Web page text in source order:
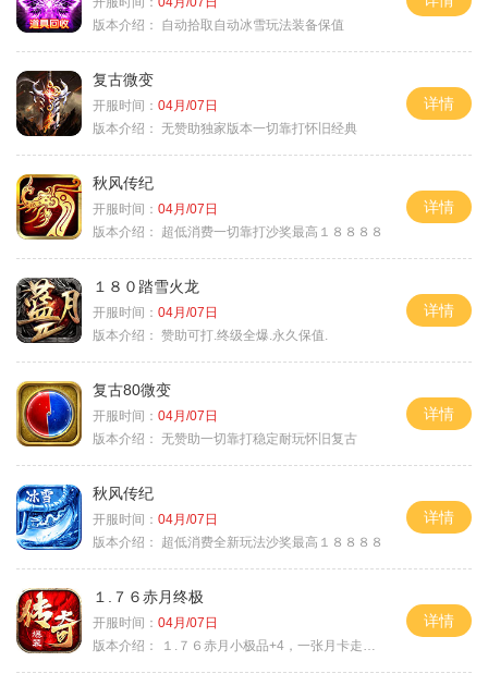
版本介绍：
自动拾取自动冰雪玩法装备保值
复古微变
开服时间： 04月/07日
版本介绍： 无赞助独家版本一切靠打怀旧经典
详情
秋风传纪
开服时间： 04月/07日
版本介绍：
超低消费一切靠打沙奖最高１８８８８
详情
１８０踏雪火龙
开服时间： 04月/07日
版本介绍： 赞助可打.终级全爆.永久保值.
详情
复古80微变
开服时间： 04月/07日
版本介绍： 无赞助一切靠打稳定耐玩怀旧复古
详情
秋风传纪
开服时间： 04月/07日
版本介绍：
超低消费全新玩法沙奖最高１８８８８
详情
１.７６赤月终极
开服时间： 04月/07日
版本介绍：
１.７６赤月小极品+4，一张月卡走天涯c
详情